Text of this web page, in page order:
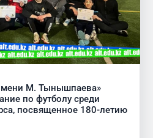
М. Тынышпаева»
по футболу среди
посвященное 180-летию